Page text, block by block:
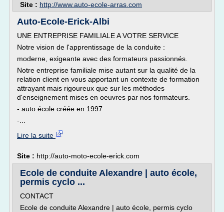
Site : http://www.auto-ecole-arras.com
Auto-Ecole-Erick-Albi
UNE ENTREPRISE FAMILIALE A VOTRE SERVICE
Notre vision de l'apprentissage de la conduite :
moderne, exigeante avec des formateurs passionnés.
Notre entreprise familiale mise autant sur la qualité de la
relation client en vous apportant un contexte de formation
attrayant mais rigoureux que sur les méthodes
d'enseignement mises en oeuvres par nos formateurs.
- auto école créée en 1997
-...
Lire la suite
Site : http://auto-moto-ecole-erick.com
Ecole de conduite Alexandre | auto école,
permis cyclo ...
CONTACT
Ecole de conduite Alexandre | auto école, permis cyclo